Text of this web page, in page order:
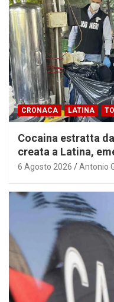
CRONACA LATINA
Cocaina estratta
creata a Latina,
6 Agosto 2026 Antonio